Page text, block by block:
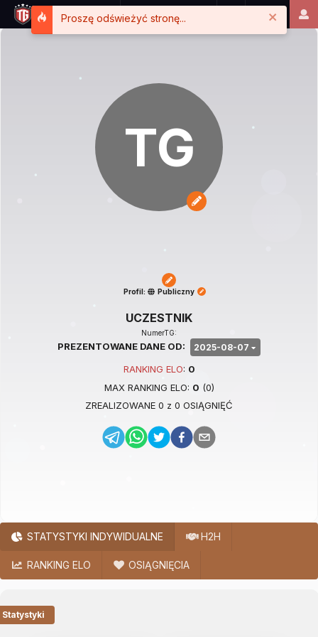
TG
Profil: Publiczny
UCZESTNIK
NumerTG:
PREZENTOWANE DANE OD: 2025-08-07
RANKING ELO: 0
MAX RANKING ELO: 0 (0)
ZREALIZOWANE 0 z 0 OSIĄGNIĘĆ
STATYSTYKI INDYWIDUALNE H2H
RANKING ELO OSIĄGNIĘCIA
Statystyki
Proszę odświeżyć stronę... Close